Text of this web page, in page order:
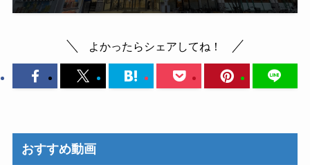
よかったらシェアしてね！
おすすめ動画